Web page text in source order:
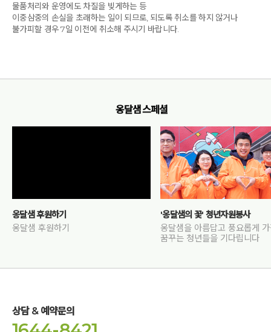
물품처리와 운영에도 차질을 빚게하는 등
이중삼중의 손실을 초래하는 일이 되므로, 되도록 취소를 하지 않거나
불가피할 경우 7일 이전에 취소해 주시기 바랍니다.
옹달샘 스페셜
옹달샘 후원하기
옹달샘 후원하기
'옹달샘의 꽃' 청년자원봉사
옹달샘을 아름답고 풍요롭게
꿈꾸는 청년들을 기다립니다
상담 & 예약문의